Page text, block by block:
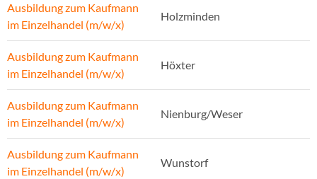
Ausbildung zum Kaufmann
im Einzelhandel (m/w/x)
Holzminden
Ausbildung zum Kaufmann
im Einzelhandel (m/w/x)
Höxter
Ausbildung zum Kaufmann
im Einzelhandel (m/w/x)
Nienburg/Weser
Ausbildung zum Kaufmann
im Einzelhandel (m/w/x)
Wunstorf